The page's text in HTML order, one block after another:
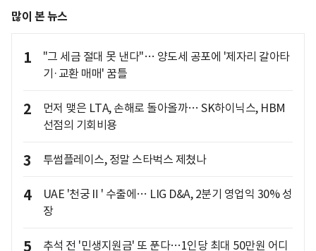
많이 본 뉴스
1
"그 세금 절대 못 낸다"… 양도세 공포에 '제자리 갈아타
기·교환 매매' 꿈틀
2
먼저 맺은 LTA, 손해로 돌아올까… SK하이닉스, HBM
선점의 기회비용
3 투썸플레이스, 정말 스타벅스 제쳤나
4
UAE '천궁Ⅱ' 수출에… LIG D&A, 2분기 영업익 30% 성
장
5 추석 전 '민생지원금' 또 푼다…1인당 최대 50만원 어디